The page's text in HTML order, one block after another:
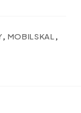
, MOBILSKAL ,